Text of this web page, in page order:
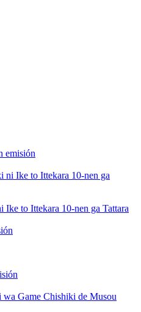
emisión
to Ittekara 10-nen ga Tattara